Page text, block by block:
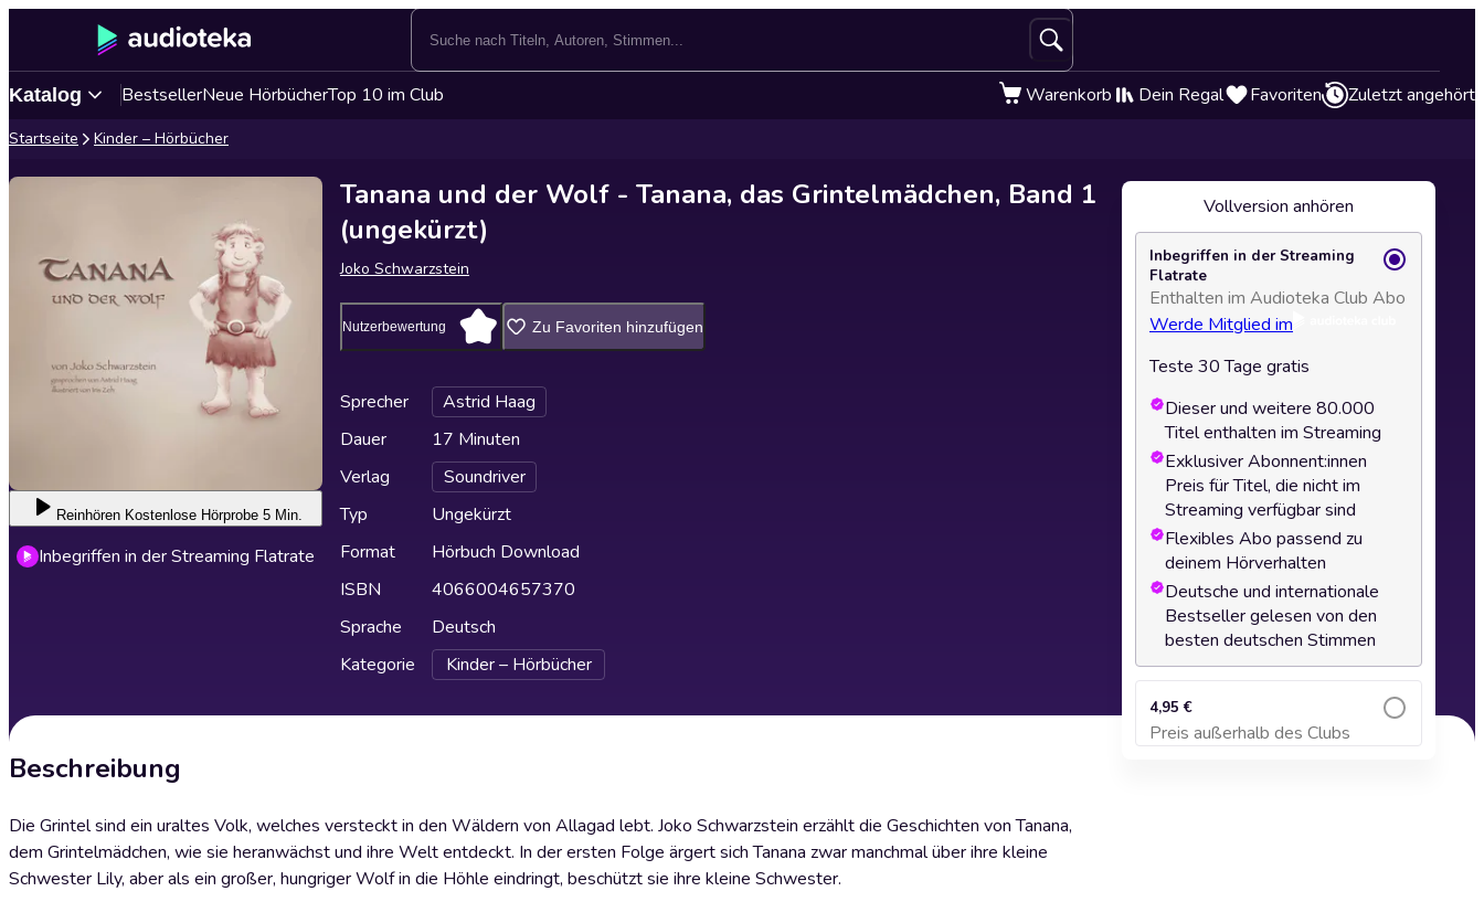
Katalog BestsellerNeue HörbücherTop 10 im Club Warenkorb Dein Regal Favoriten Zuletzt angehört
Startseite Kinder – Hörbücher
Reinhören Kostenlose Hörprobe 5 Min.
Inbegriffen in der Streaming Flatrate
Tanana und der Wolf - Tanana, das Grintelmädchen, Band 1
(ungekürzt)
Joko Schwarzstein
Nutzerbewertung Zu Favoriten hinzufügen
Sprecher
Astrid Haag
Dauer
17 Minuten
Verlag
Soundriver
Typ
Ungekürzt
Format
Hörbuch Download
ISBN
4066004657370
Sprache
Deutsch
Kategorie
Kinder – Hörbücher
Beschreibung
Die Grintel sind ein uraltes Volk, welches versteckt in den Wäldern von Allagad lebt. Joko Schwarzstein erzählt die Geschichten von Tanana,
dem Grintelmädchen, wie sie heranwächst und ihre Welt entdeckt. In der ersten Folge ärgert sich Tanana zwar manchmal über ihre kleine
Schwester Lily, aber als ein großer, hungriger Wolf in die Höhle eindringt, beschützt sie ihre kleine Schwester.
Vollversion anhören
Inbegriffen in der Streaming
Flatrate
Enthalten im Audioteka Club Abo
Werde Mitglied im
Teste 30 Tage gratis
Dieser und weitere 80.000
Titel enthalten im Streaming
Exklusiver Abonnent:innen
Preis für Titel, die nicht im
Streaming verfügbar sind
Flexibles Abo passend zu
deinem Hörverhalten
Deutsche und internationale
Bestseller gelesen von den
besten deutschen Stimmen
4,95 €
Preis außerhalb des Clubs
Zum Warenkorb hinzufügen